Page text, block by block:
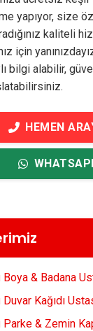
yapıyor, size
kaliteli
için
bilgi alabilir,
HEMEN
& Badana
Kağıdı
& Zemin